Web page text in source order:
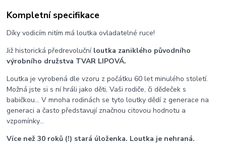
Kompletní specifikace
Díky vodicím nitím má loutka ovladatelné ruce!
Již historická předrevoluční loutka zaniklého původního
výrobního družstva TVAR LIPOVÁ.
Loutka je vyrobená dle vzoru z počátku 60 let minulého století.
Možná jste si s ní hráli jako děti, Vaši rodiče, či dědeček s
babičkou... V mnoha rodinách se tyto loutky dědí z generace na
generaci a často představují značnou citovou hodnotu a
vzpomínky...
Více než 30 roků (!) stará úloženka. Loutka je nehraná.